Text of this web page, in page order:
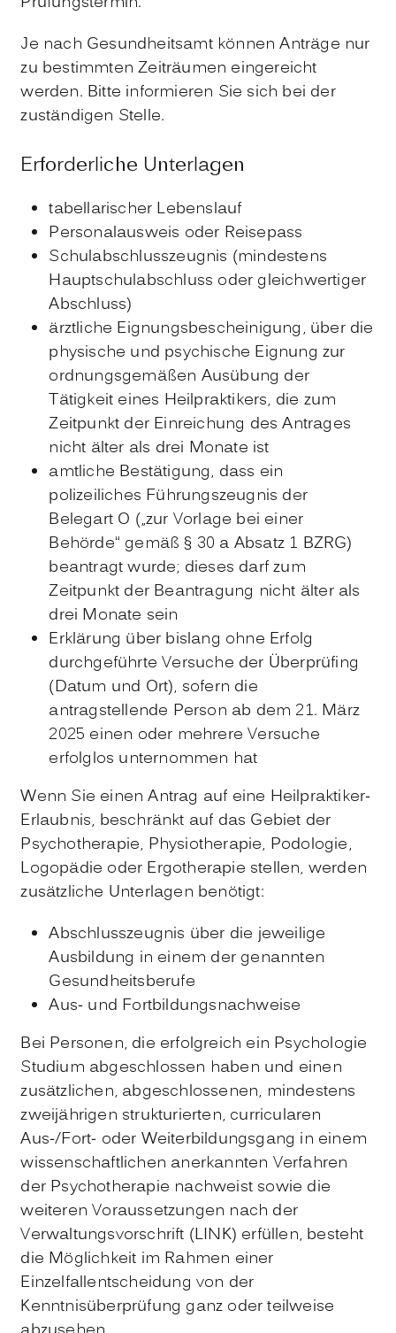
Je nach Gesundheitsamt können Anträge nur
zu bestimmten Zeiträumen eingereicht
werden. Bitte informieren Sie sich bei der
zuständigen Stelle.
Erforderliche Unterlagen
tabellarischer Lebenslauf
Personalausweis oder Reisepass
Schulabschlusszeugnis (mindestens
Hauptschulabschluss oder gleichwertiger
Abschluss)
ärztliche Eignungsbescheinigung, über die
physische und psychische Eignung zur
ordnungsgemäßen Ausübung der
Tätigkeit eines Heilpraktikers, die zum
Zeitpunkt der Einreichung des Antrages
nicht älter als drei Monate ist
amtliche Bestätigung, dass ein
polizeiliches Führungszeugnis der
Belegart O („zur Vorlage bei einer
Behörde“ gemäß § 30 a Absatz 1 BZRG)
beantragt wurde; dieses darf zum
Zeitpunkt der Beantragung nicht älter als
drei Monate sein
Erklärung über bislang ohne Erfolg
durchgeführte Versuche der Überprüfing
(Datum und Ort), sofern die
antragstellende Person ab dem 21. März
2025 einen oder mehrere Versuche
erfolglos unternommen hat
Wenn Sie einen Antrag auf eine Heilpraktiker-
Erlaubnis, beschränkt auf das Gebiet der
Psychotherapie, Physiotherapie, Podologie,
Logopädie oder Ergotherapie stellen, werden
zusätzliche Unterlagen benötigt:
Abschlusszeugnis über die jeweilige
Ausbildung in einem der genannten
Gesundheitsberufe
Aus- und Fortbildungsnachweise
Bei Personen, die erfolgreich ein Psychologie
Studium abgeschlossen haben und einen
zusätzlichen, abgeschlossenen, mindestens
zweijährigen strukturierten, curricularen
Aus-/Fort- oder Weiterbildungsgang in einem
wissenschaftlichen anerkannten Verfahren
der Psychotherapie nachweist sowie die
weiteren Voraussetzungen nach der
Verwaltungsvorschrift (LINK) erfüllen, besteht
die Möglichkeit im Rahmen einer
Einzelfallentscheidung von der
Kenntnisüberprüfung ganz oder teilweise